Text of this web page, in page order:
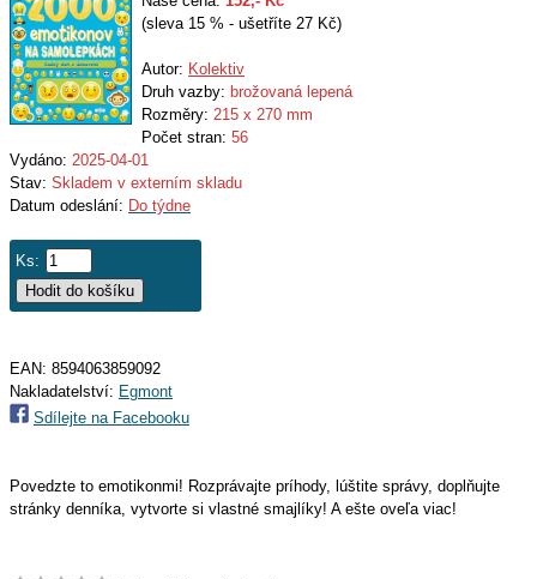
(sleva 15 % - ušetříte 27 Kč)
Autor: Kolektiv
Druh vazby: brožovaná lepená
Rozměry: 215 x 270 mm
Počet stran: 56
Vydáno: 2025-04-01
Stav: Skladem v externím skladu
Datum odeslání: Do týdne
Ks:
EAN: 8594063859092
Nakladatelství: Egmont
Sdílejte na Facebooku
Povedzte to emotikonmi! Rozprávajte príhody, lúštite správy, doplňujte
stránky denníka, vytvorte si vlastné smajlíky! A ešte oveľa viac!